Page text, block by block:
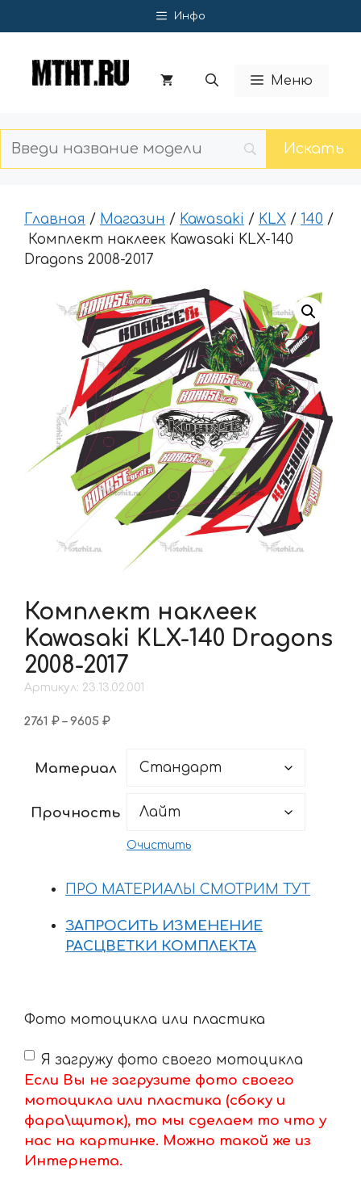
к
Инфо
Меню
Главная / Магазин / Kawasaki / KLX / 140 /
Комплект наклеек Kawasaki KLX-140
Dragons 2008-2017
Комплект наклеек
Kawasaki KLX-140 Dragons
2008-2017
Артикул: 23.13.02.001
2761 ₽ – 9605 ₽Диапазон
–
Материал
Прочность
Очистить
ПРО МАТЕРИАЛЫ СМОТРИМ ТУТ
ЗАПРОСИТЬ ИЗМЕНЕНИЕ
РАСЦВЕТКИ КОМПЛЕКТА
Фото мотоцикла или пластика
Я загружу фото своего мотоцикла
Если Вы не загрузите фото своего
мотоцикла или пластика (сбоку и
фара\щиток), то мы сделаем то что у
нас на картинке. Можно такой же из
Интернета.